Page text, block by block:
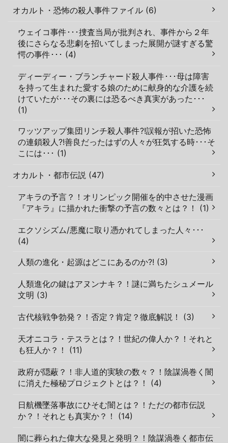
オカルト・恐怖の殺人事件ファイル (6)
ウェイコ事件･･･捜査当局が批判され、事件から２年
後にさらなる悲劇を招いてしまった展開が謎すぎる驚
愕の事件･･･ (4)
ディーディー・ブランチャード殺人事件･･･母は障害
を持って生まれた愛する娘のために献身的な介護を続
けていたが･･･その裏には恐るべき真実があった･･･
(1)
ワッツアップ集団リンチ殺人事件?!誤報が招いた恐怖
の連鎖殺人?!善良だったはずの人々が狂気する時･･･そ
こには･･･ (1)
オカルト・都市伝説 (47)
アキラの予言？！オリンピック開催を的中させた漫画
『アキラ』に描かれた衝撃の予言の数々とは？！ (1)
エクソシズム/悪魔に取り憑かれてしまった人々･･･
(4)
人類の進化・起源はどこにあるのか?! (3)
人類進化の鍵はアヌンナキ？！謎に満ちたシュメール
文明 (3)
古代核戦争勃発？！否定？肯定？徹底解説！ (3)
天才ニコラ・テスラとは？！世紀の偉人か？！それと
も狂人か？！ (11)
政府が隠蔽？！非人道的実験の数々？！陰謀渦巻く闇
に消えた極秘プロジェクトとは？！ (4)
日航機墜落事故にひそむ闇とは？！ただの都市伝説
か？！それとも真実か？！ (14)
闇に葬られた偉大な発見と発明？！陰謀渦巻く都市伝